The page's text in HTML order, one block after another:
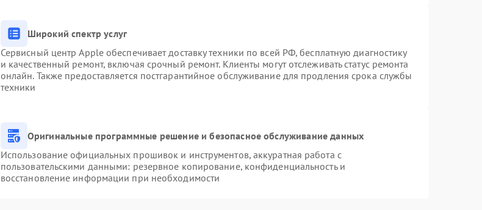
Широкий спектр услуг
Сервисный центр Apple обеспечивает доставку техники по всей РФ, бесплатную диагностику
и качественный ремонт, включая срочный ремонт. Клиенты могут отслеживать статус ремонта
онлайн. Также предоставляется постгарантийное обслуживание для продления срока службы
техники
Оригинальные программные решение и безопасное обслуживание данных
Использование официальных прошивок и инструментов, аккуратная работа с
пользовательскими данными: резервное копирование, конфиденциальность и
восстановление информации при необходимости